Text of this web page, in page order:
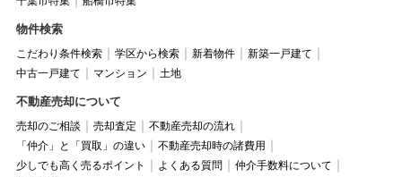
物件検索
こだわり条件検索 学区から検索 新着物件
新築一戸建て
中古一戸建て
マンション 土地
不動産売却について
売却のご相談 売却査定
不動産売却の流れ
「仲介」と「買取」の違い
不動産売却時の諸費用
少しでも高く売るポイント
よくある質問
仲介手数料について